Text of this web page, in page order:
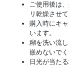
ご使用後は
リ乾燥させて
購入時にキ
います。
糊を洗い流
嵌めないで
日光が当た